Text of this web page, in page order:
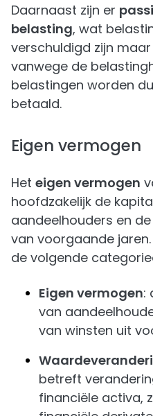
Daarnaast zijn er
belasting, wat
verschuldigd zijn
vanwege de
belastingen worden
betaald.
Eigen vermogen
Het eigen vermogen
hoofdzakelijk de
aandeelhouders en
van voorgaande
de volgende
Eigen vermogen:
van
van winsten uit
betreft
financiële activa,